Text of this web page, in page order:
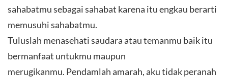
sahabatmu sebagai sahabat karena itu engkau berarti
memusuhi sahabatmu.
Tuluslah menasehati saudara atau temanmu baik itu
bermanfaat untukmu maupun
merugikanmu. Pendamlah amarah, aku tidak peranah